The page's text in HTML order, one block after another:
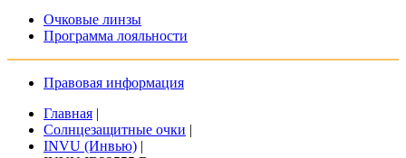
Очковые линзы
Программа лояльности
Правовая информация
Главная |
Солнцезащитные очки |
INVU (Инвью) |